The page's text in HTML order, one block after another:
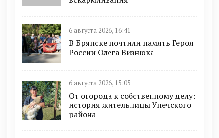
6 августа 2026, 16:41
В Брянске почтили память Героя
России Олега Визнюка
6 августа 2026, 15:05
От огорода к собственному делу:
история жительницы Унечского
района